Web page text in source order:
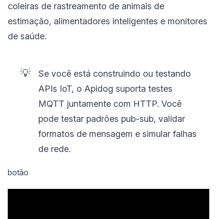
coleiras de rastreamento de animais de
estimação, alimentadores inteligentes e monitores
de saúde.
💡
Se você está construindo ou testando
APIs IoT, o Apidog suporta testes
MQTT juntamente com HTTP. Você
pode testar padrões pub-sub, validar
formatos de mensagem e simular falhas
de rede.
botão